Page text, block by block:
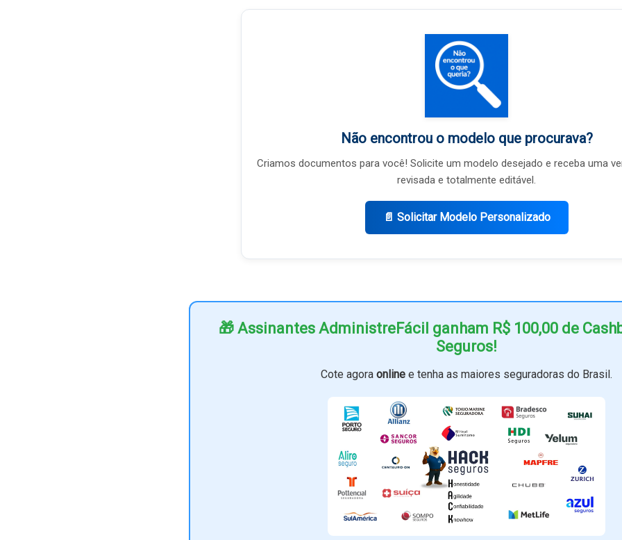
Não encontrou o modelo que procurava?
Criamos documentos para você! Solicite um modelo desejado e receba uma
revisada e totalmente editável.
📄 Solicitar Modelo Personalizado
🎁 Assinantes AdministreFácil ganham R$ 100,00 de
Seguros!
Cote agora online e tenha as maiores seguradoras do Brasil.